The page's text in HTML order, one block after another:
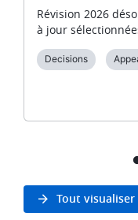
Révision 2026
à jour
Decisions
Tout visualiser